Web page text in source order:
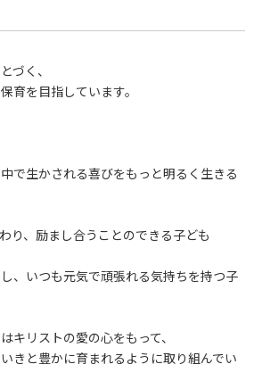
づく、
育を目指しています。
で生かされる喜びをもっと明るく生きる
り、励まし合うことのできる子ども
、いつも元気で頑張れる気持ちを持つ子
キリストの愛の心をもって、
きと豊かに育まれるように取り組んでい